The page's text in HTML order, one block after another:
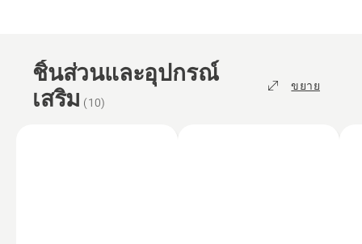
ชิ้นส่วนและอุปกรณ์
เสริม (10)
ขยาย